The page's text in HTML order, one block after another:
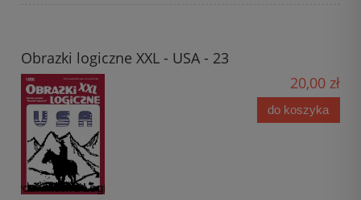
Obrazki logiczne XXL - USA - 23
20,00 zł
do koszyka